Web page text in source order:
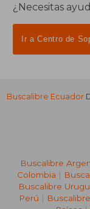
¿Necesitas
Ir a Centro de
Buscalibre Ecuador
Buscalibre
Colombia |
Buscalibre
Perú |